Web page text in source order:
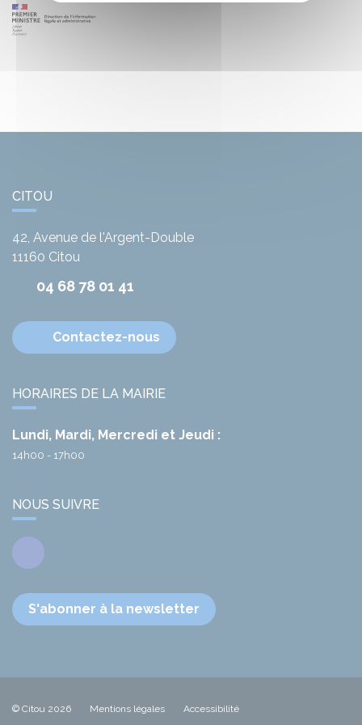
CITOU
42, Avenue de l'Argent-Double
11160 Citou
04 68 78 01 41
Contactez-nous
HORAIRES DE LA MAIRIE
Lundi, Mardi, Mercredi et Jeudi :
14h00 - 17h00
NOUS SUIVRE
Facebook
S'abonner à la newsletter
© Citou 2026 Mentions légales
Accessibilité